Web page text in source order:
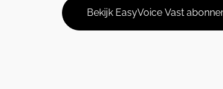
Bekijk EasyVoice Vast